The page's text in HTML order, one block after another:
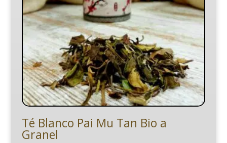
Té Blanco Pai Mu Tan Bio a
Granel